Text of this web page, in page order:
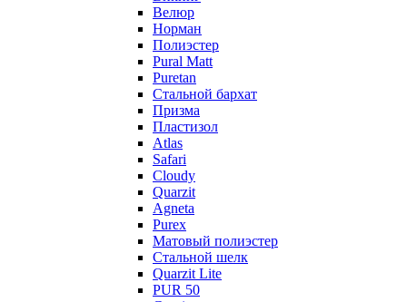
Велюр
Норман
Полиэстер
Pural Matt
Puretan
Стальной бархат
Призма
Пластизол
Atlas
Safari
Cloudy
Quarzit
Agneta
Purex
Матовый полиэстер
Стальной шелк
Quarzit Lite
PUR 50